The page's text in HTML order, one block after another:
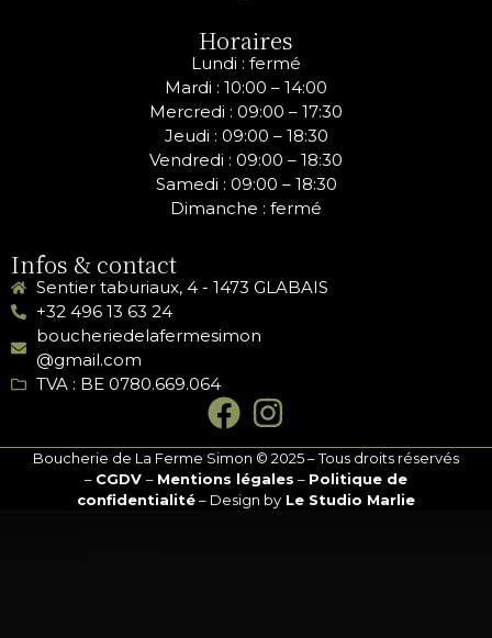
Infos & contact
Sentier taburiaux, 4 - 1473 GLABAIS
+32 496 13 63 24
boucheriedelafermesimon
@gmail.com
TVA : BE 0780.669.064
Horaires
Lundi : fermé
Mardi : 10:00 – 14:00
Mercredi : 09:00 – 17:30
Jeudi : 09:00 – 18:30
Vendredi : 09:00 – 18:30
Samedi : 09:00 – 18:30
Dimanche : fermé
Boucherie de La Ferme Simon © 2025 – Tous droits réservés
– CGDV – Mentions légales – Politique de
confidentialité– Design by Le Studio Marlie